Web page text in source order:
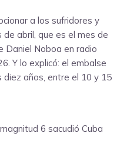
a los sufridores y
abril, que es el mes de
Daniel Noboa en radio
Y lo explicó: el embalse
años, entre el 10 y 15